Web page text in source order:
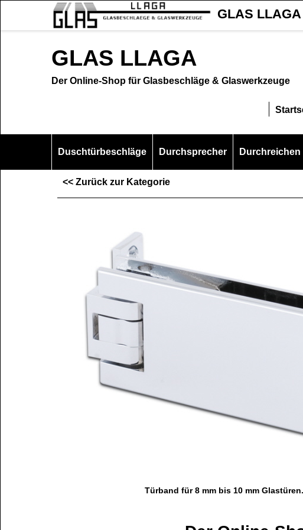
GLAS
GLAS LLAGA
Der Online-Shop für Glasbeschläge & Glaswerkzeuge
Duschtürbeschläge Durchsprecher Durchreichen
<< Zurück zur Kategorie
Türband für 8 mm bis 10 mm Glastüren.